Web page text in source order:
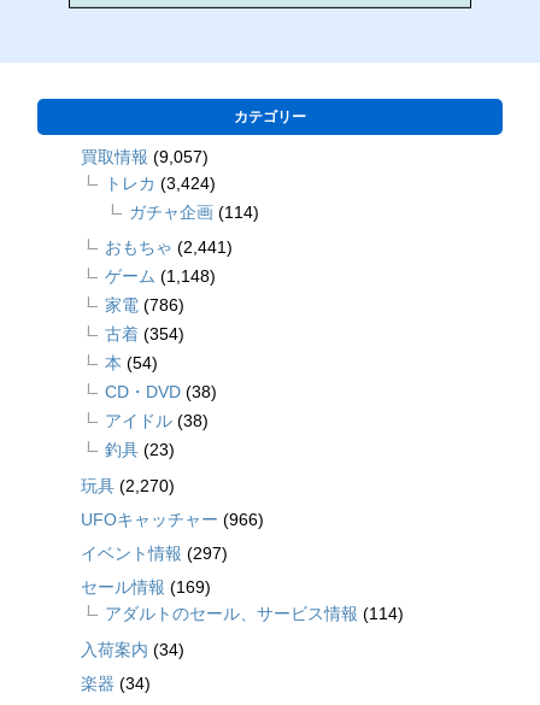
カテゴリー
買取情報 (9,057)
トレカ (3,424)
ガチャ企画 (114)
おもちゃ (2,441)
ゲーム (1,148)
家電 (786)
古着 (354)
本 (54)
CD・DVD (38)
アイドル (38)
釣具 (23)
玩具 (2,270)
UFOキャッチャー (966)
イベント情報 (297)
セール情報 (169)
アダルトのセール、サービス情報 (114)
入荷案内 (34)
楽器 (34)